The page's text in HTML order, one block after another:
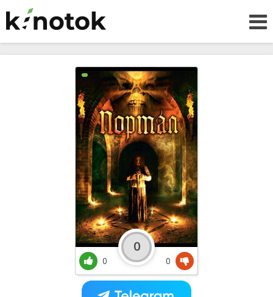
0
0
0